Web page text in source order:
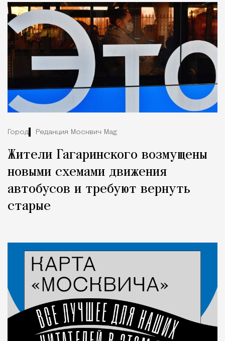
Город Редакция Москвич Mag
Жители Гагаринского возмущены
новыми схемами движения
автобусов и требуют вернуть
старые